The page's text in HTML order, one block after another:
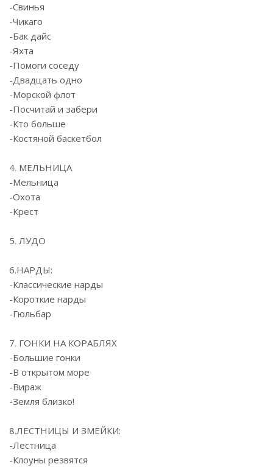
-Свинья
-Чикаго
-Бак дайс
-Яхта
-Помоги соседу
-Двадцать одно
-Морской флот
-Посчитай и забери
-Кто больше
-Костяной баскетбол
4. МЕЛЬНИЦА
-Мельница
-Охота
-Крест
5. ЛУДО
6.НАРДЫ:
-Классические нарды
-Короткие нарды
-Гюльбар
7. ГОНКИ НА КОРАБЛЯХ
-Большие гонки
-В открытом море
-Вираж
-Земля близко!
8.ЛЕСТНИЦЫ И ЗМЕЙКИ:
-Лестница
-Клоуны резвятся